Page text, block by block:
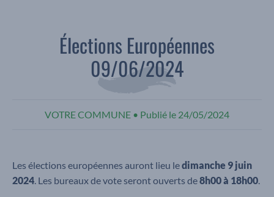
Élections Européennes
09/06/2024
VOTRE COMMUNE • Publié le 24/05/2024
Les élections européennes auront lieu ledimanche 9 juin
2024 . Les bureaux de vote seront ouverts de8h00 à 18h00